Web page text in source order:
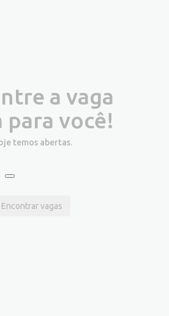
a vaga
para você!
temos abertas.
Encontrar vagas